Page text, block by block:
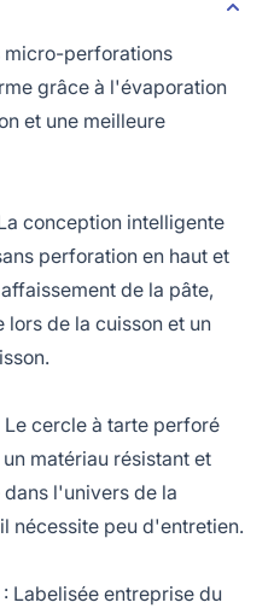
micro-perforations
grâce à l'évaporation
et une meilleure
conception intelligente
perforation en haut et
de la pâte,
lors de la cuisson et un
Le cercle à tarte perforé
matériau résistant et
l'univers de la
nécessite peu d'entretien.
: Labelisée entreprise du